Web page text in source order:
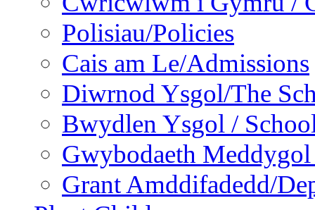
Polisiau/Policies
Cais am Le/Admissions
Diwrnod Ysgol/The
Bwydlen Ysgol /
Gwybodaeth
Grant Amddifadedd/